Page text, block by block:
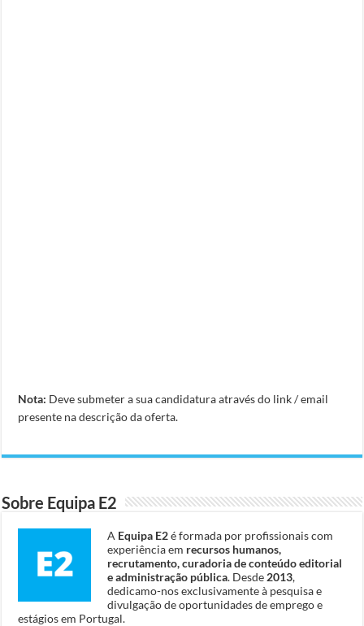
Nota: Deve submeter a sua candidatura através do link / email
presente na descrição da oferta.
Sobre Equipa E2
A Equipa E2é formada por profissionais com
experiência em recursos humanos,
recrutamento, curadoria de conteúdo editorial
e administração pública. Desde 2013,
dedicamo-nos exclusivamente à pesquisa e
divulgação de oportunidades de emprego e
estágios em Portugal.